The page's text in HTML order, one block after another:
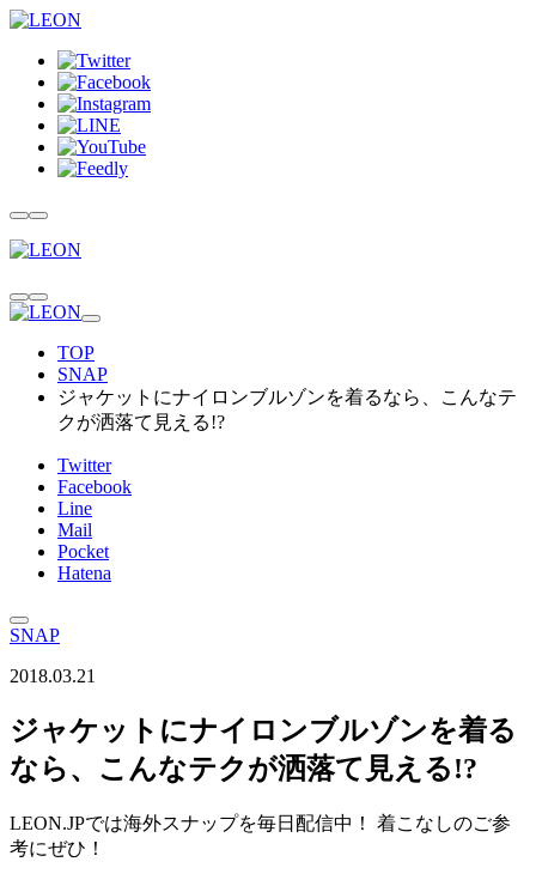
TOP
SNAP
ジャケットにナイロンブルゾンを着るなら、こんなテ
クが洒落て見える!?
Twitter
Facebook
Line
Mail
Pocket
Hatena
SNAP
2018.03.21
ジャケットにナイロンブルゾンを着る
なら、こんなテクが洒落て見える!?
LEON.JPでは海外スナップを毎日配信中！ 着こなしのご参
考にぜひ！